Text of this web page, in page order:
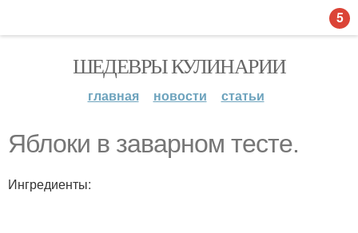
ШЕДЕВРЫ КУЛИНАРИИ
главная новости статьи
Яблоки в заварном тесте.
Ингредиенты:
5